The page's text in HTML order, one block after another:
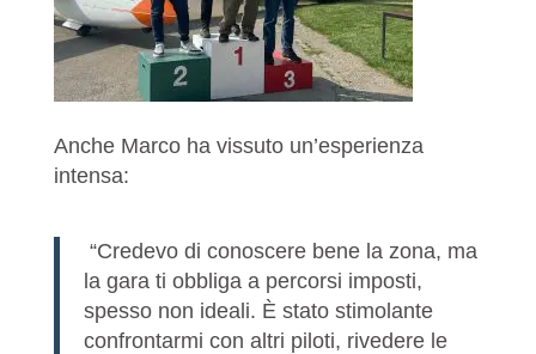
Anche Marco ha vissuto un’esperienza
intensa:
“Credevo di conoscere bene la zona, ma
la gara ti obbliga a percorsi imposti,
spesso non ideali. È stato stimolante
confrontarmi con altri piloti, rivedere le